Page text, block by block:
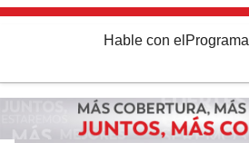
Hable con el Programa